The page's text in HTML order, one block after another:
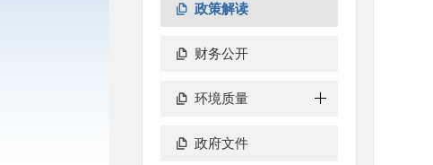
政策解读
财务公开
环境质量
政府文件